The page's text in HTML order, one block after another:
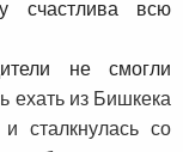
счастлива всю
не смогли
ехать из Бишкека
сталкнулась со